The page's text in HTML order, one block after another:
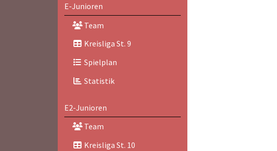
E-Junioren
Team
Kreisliga St. 9
Spielplan
Statistik
E2-Junioren
Team
Kreisliga St. 10